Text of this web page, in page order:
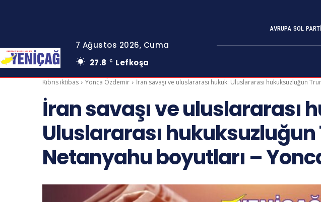
7 Ağustos 2026, Cuma
27.8
C Lefkoşa
AVRUPA SOL
Kıbrıs iktibas Yonca Özdemir İran savaşı ve uluslararası hukuk: Uluslararası hukuksuzluğun
İran savaşı ve uluslararası
Uluslararası
Netanyahu boyutları –